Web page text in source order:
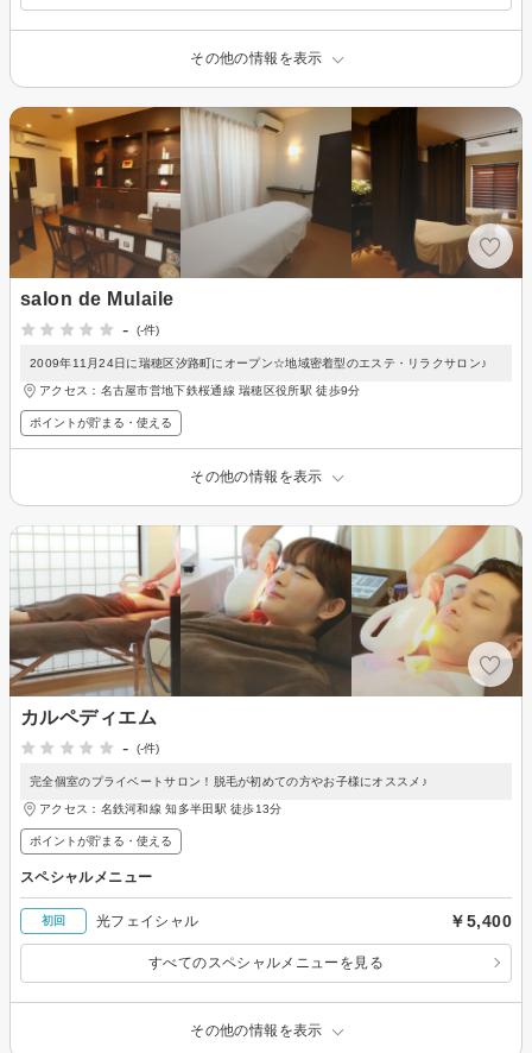
その他の情報を表示
salon de Mulaile
-
(-件)
2009年11月24日に瑞穂区汐路町にオープン☆地域密着型のエステ・リラクサロン♪
アクセス：名古屋市営地下鉄桜通線 瑞穂区役所駅 徒歩9分
ポイントが貯まる・使える
その他の情報を表示
カルペディエム
-
(-件)
完全個室のプライベートサロン！脱毛が初めての方やお子様にオススメ♪
アクセス：名鉄河和線 知多半田駅 徒歩13分
ポイントが貯まる・使える
スペシャルメニュー
初回 光フェイシャル ￥5,400
すべてのスペシャルメニューを見る
その他の情報を表示